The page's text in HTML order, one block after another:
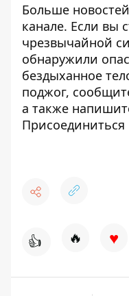
Больше
канале. Если вы
чрезвычайной
обнаружили
бездыханное
поджог,
а также
👍 🔥 ♥